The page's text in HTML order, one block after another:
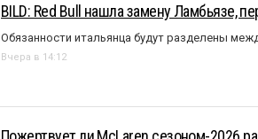
BILD: Red Bull нашла замену Ламбьязе,
Обязанности итальянца будут разделены
Вчера в 14:12